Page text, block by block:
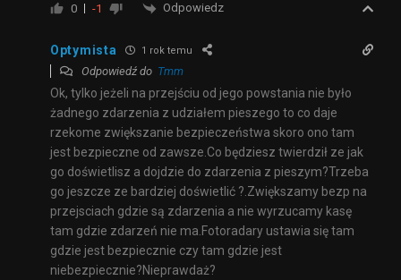
0 -1 Odpowiedz
Optymista 1 rok temu
Odpowiedź do Tmm
Ok, tylko jeżeli na przejściu od jego powstania nie było
żadnego zdarzenia z udziałem pieszego to co daje
rzekome zwiększanie bezpieczeństwa skoro ono tam
jest bezpieczne od zawsze.Co będziesz twierdził ze jak
go doświetlisz a dojdzie do zdarzenia z pieszym?Trzeba
go jeszcze ze bardziej doświetlić ?.Zwiększamy bezp na
przejsciach gdzie są zdarzenia a nie wyrzucamy kasę
tam gdzie zdarzeń nie ma.Fotoradary ustawia się tam
gdzie jest bezpiecznie czy tam gdzie jest
niebezpiecznie?Nieprawdaż?